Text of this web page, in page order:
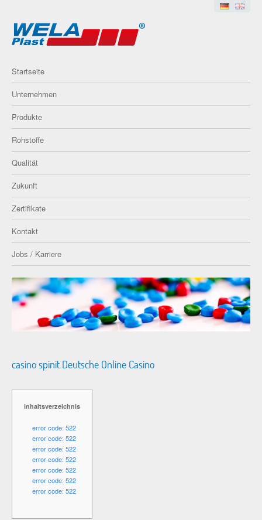
Startseite
Unternehmen
Produkte
Rohstoffe
Qualität
Zukunft
Zertifikate
Kontakt
Jobs / Karriere
casino spinit Deutsche Online Casino
inhaltsverzeichnis
error code: 522
error code: 522
error code: 522
error code: 522
error code: 522
error code: 522
error code: 522